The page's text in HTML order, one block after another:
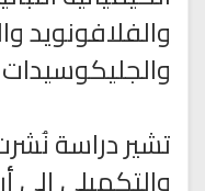
والفلافونويد
تشير دراسة